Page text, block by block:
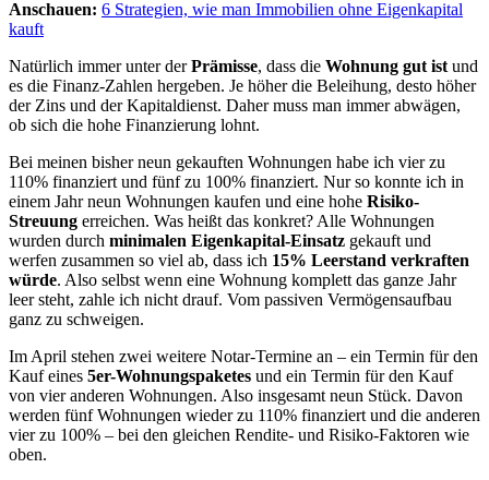
Anschauen: 6 Strategien, wie man Immobilien ohne Eigenkapital
kauft
Natürlich immer unter derPrämisse, dass die Wohnung gut ist und
es die Finanz-Zahlen hergeben. Je höher die Beleihung, desto höher
der Zins und der Kapitaldienst. Daher muss man immer abwägen,
ob sich die hohe Finanzierung lohnt.
Bei meinen bisher neun gekauften Wohnungen habe ich vier zu
110% finanziert und fünf zu 100% finanziert. Nur so konnte ich in
einem Jahr neun Wohnungen kaufen und eine hohe Risiko-
Streuung erreichen. Was heißt das konkret? Alle Wohnungen
wurden durch minimalen Eigenkapital-Einsatz gekauft und
werfen zusammen so viel ab, dass ich 15% Leerstand verkraften
würde. Also selbst wenn eine Wohnung komplett das ganze Jahr
leer steht, zahle ich nicht drauf. Vom passiven Vermögensaufbau
ganz zu schweigen.
Im April stehen zwei weitere Notar-Termine an – ein Termin für den
Kauf eines 5er-Wohnungspaketes und ein Termin für den Kauf
von vier anderen Wohnungen. Also insgesamt neun Stück. Davon
werden fünf Wohnungen wieder zu 110% finanziert und die anderen
vier zu 100% – bei den gleichen Rendite- und Risiko-Faktoren wie
oben.